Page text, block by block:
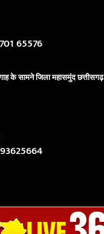
65576
के सामने जिला महासमुंद छत्तीसगढ़